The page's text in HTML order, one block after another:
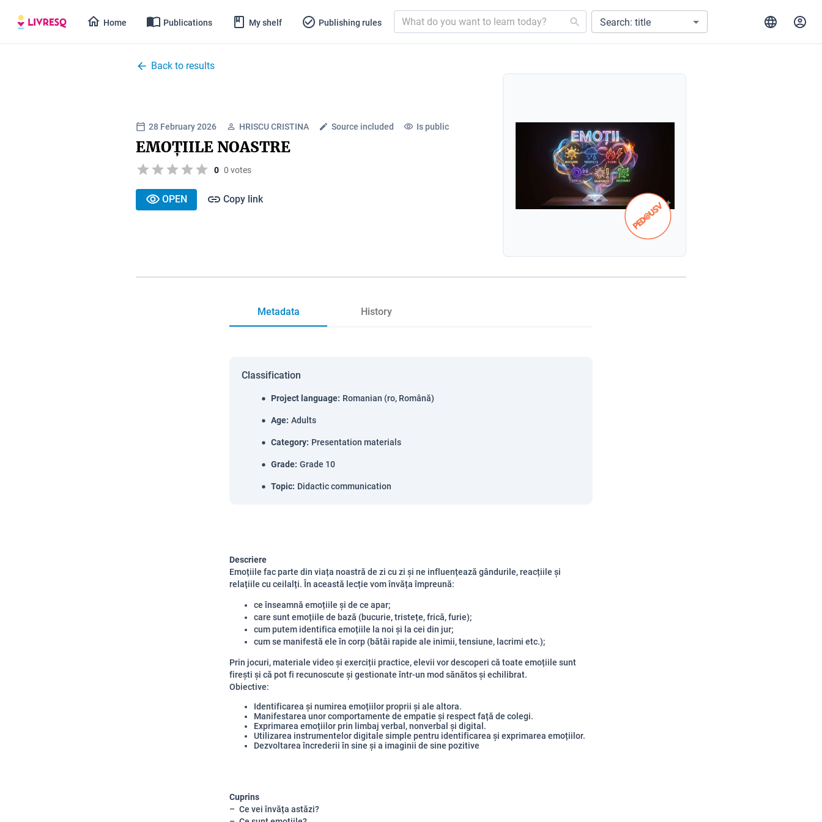
Home Publications My shelf Publishing rules Search: title
Back to results
28 February 2026 HRISCU CRISTINA Source included Is public
EMOȚIILE NOASTRE
0 0 votes
OPEN Copy link
Metadata History
Classification
Project language: Romanian (ro, Română)
Age: Adults
Category: Presentation materials
Grade: Grade 10
Topic: Didactic communication
Descriere
Emoțiile fac parte din viața noastră de zi cu zi și ne influențează gândurile, reacțiile și
relațiile cu ceilalți. În această lecție vom învăța împreună:
ce înseamnă emoțiile și de ce apar;
care sunt emoțiile de bază (bucurie, tristețe, frică, furie);
cum putem identifica emoțiile la noi și la cei din jur;
cum se manifestă ele în corp (bătăi rapide ale inimii, tensiune, lacrimi etc.);
Prin jocuri, materiale video și exerciții practice, elevii vor descoperi că toate emoțiile sunt
firești și că pot fi recunoscute și gestionate într-un mod sănătos și echilibrat.
Obiective:
Identificarea și numirea emoțiilor proprii și ale altora.
Manifestarea unor comportamente de empatie și respect față de colegi.
Exprimarea emoțiilor prin limbaj verbal, nonverbal și digital.
Utilizarea instrumentelor digitale simple pentru identificarea și exprimarea emoțiilor.
Dezvoltarea încrederii în sine și a imaginii de sine pozitive
Cuprins
Ce vei învăța astăzi?